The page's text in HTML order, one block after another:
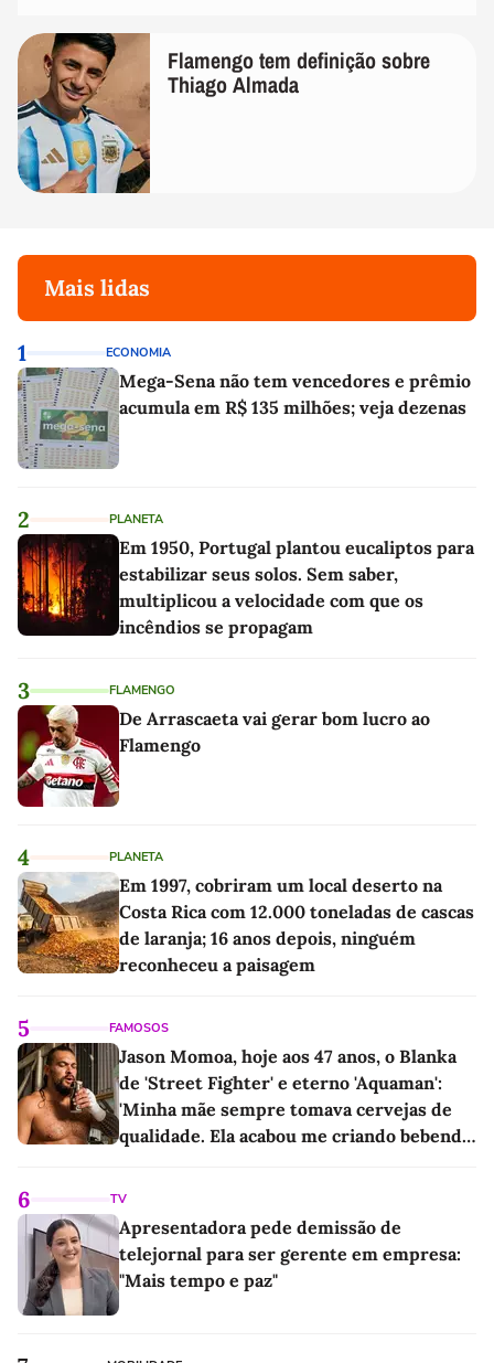
Flamengo tem definição sobre
Thiago Almada
Mais lidas
1 ECONOMIA
Mega-Sena não tem vencedores e prêmio
acumula em R$ 135 milhões; veja dezenas
2 PLANETA
Em 1950, Portugal plantou eucaliptos para
estabilizar seus solos. Sem saber,
multiplicou a velocidade com que os
incêndios se propagam
3 FLAMENGO
De Arrascaeta vai gerar bom lucro ao
Flamengo
4 PLANETA
Em 1997, cobriram um local deserto na
Costa Rica com 12.000 toneladas de cascas
de laranja; 16 anos depois, ninguém
reconheceu a paisagem
5 FAMOSOS
Jason Momoa, hoje aos 47 anos, o Blanka
de 'Street Fighter' e eterno 'Aquaman':
'Minha mãe sempre tomava cervejas de
qualidade. Ela acabou me criando bebendo
6 TV
Apresentadora pede demissão de
telejornal para ser gerente em empresa:
"Mais tempo e paz"